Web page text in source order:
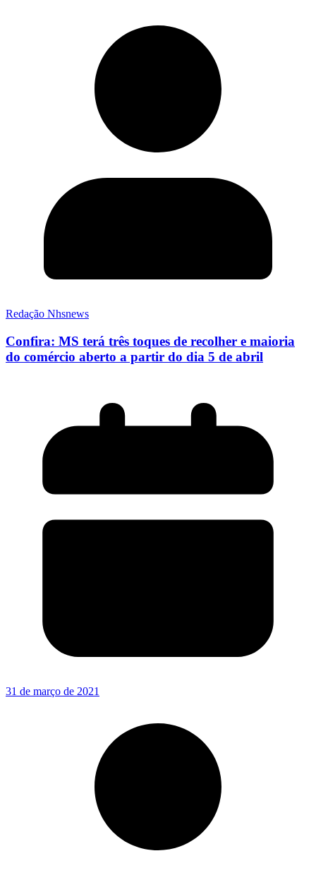
Redação Nhsnews
Confira: MS terá três toques de recolher e maioria
do comércio aberto a partir do dia 5 de abril
31 de março de 2021